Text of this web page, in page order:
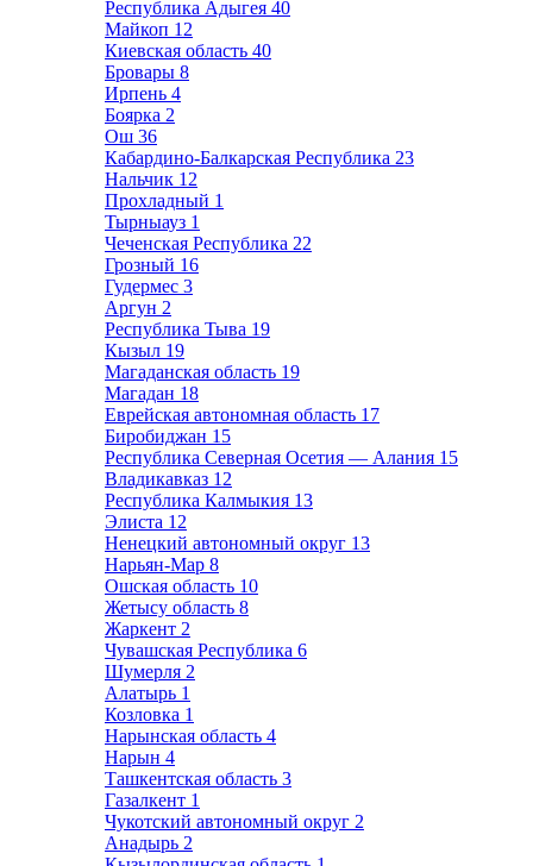
Республика Адыгея 40
Майкоп 12
Киевская область 40
Бровары 8
Ирпень 4
Боярка 2
Ош 36
Кабардино-Балкарская Республика 23
Нальчик 12
Прохладный 1
Тырныауз 1
Чеченская Республика 22
Грозный 16
Гудермес 3
Аргун 2
Республика Тыва 19
Кызыл 19
Магаданская область 19
Магадан 18
Еврейская автономная область 17
Биробиджан 15
Республика Северная Осетия — Алания 15
Владикавказ 12
Республика Калмыкия 13
Элиста 12
Ненецкий автономный округ 13
Нарьян-Мар 8
Ошская область 10
Жетысу область 8
Жаркент 2
Чувашская Республика 6
Шумерля 2
Алатырь 1
Козловка 1
Нарынская область 4
Нарын 4
Ташкентская область 3
Газалкент 1
Чукотский автономный округ 2
Анадырь 2